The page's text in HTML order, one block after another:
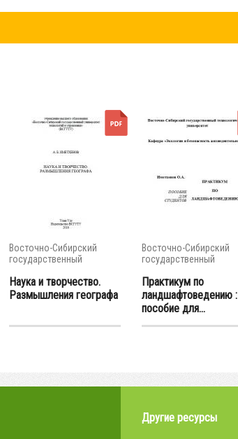
Восточно-Сибирский
государственный
Наука и творчество.
Размышления географа
Восточно-Сибирский
государственный
Практикум по
ландшафтоведению :
пособие для...
Другие ресурсы